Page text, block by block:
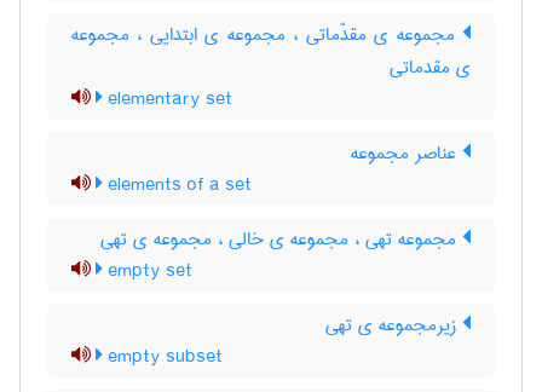
مجموعه ی مقدّماتی ، مجموعه ی ابتدایی ، مجموعه
ی مقدماتی
elementary set
عناصر مجموعه
elements of a set
مجموعه تهی ، مجموعه ی خالی ، مجموعه ی تهی
empty set
زیرمجموعه ی تهی
empty subset